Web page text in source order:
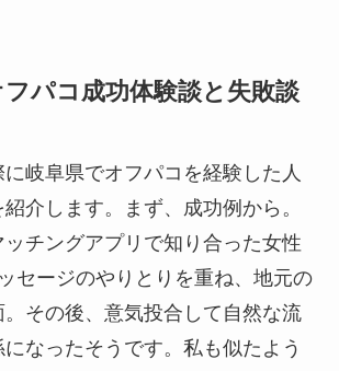
パコ成功体験談と失敗談
岐阜県でオフパコを経験した人
介します。まず、成功例から。
チングアプリで知り合った女性
セージのやりとりを重ね、地元の
。その後、意気投合して自然な流
なったそうです。私も似たよう